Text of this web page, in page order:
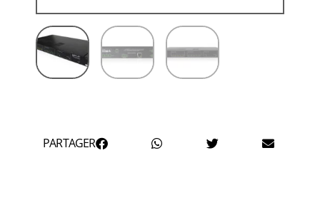
PARTAGER